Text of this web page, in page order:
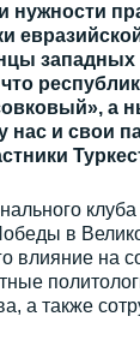
нужности
западных
а
нас и свои
в
влияние на
а также